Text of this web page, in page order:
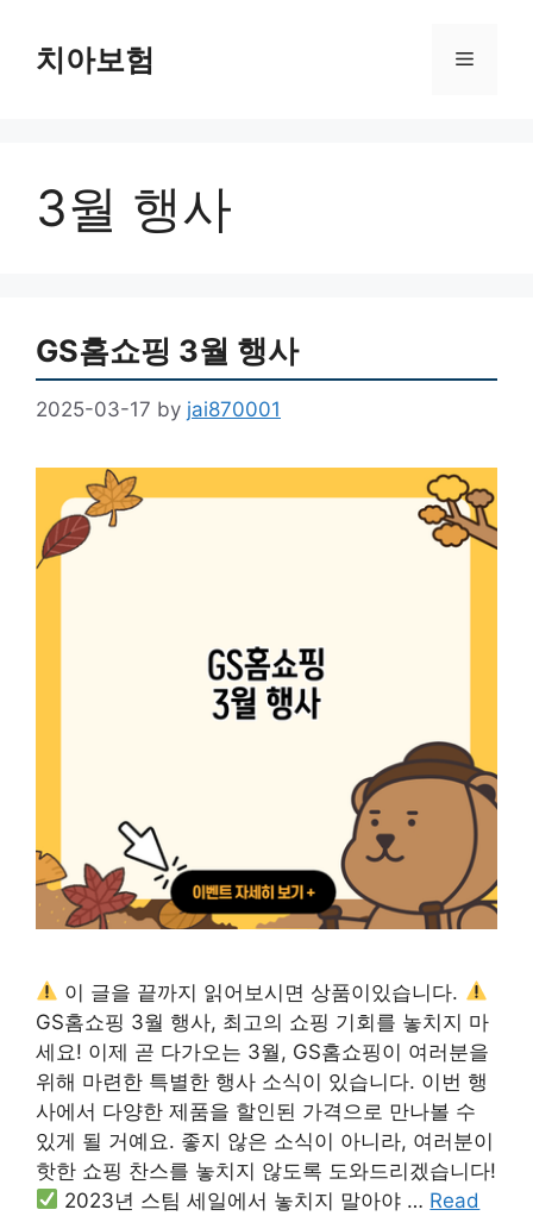
content치아보험 Menu
3월 행사
GS홈쇼핑 3월 행사
2025-03-17 by jai870001
이 글을 끝까지 읽어보시면 상품이있습니다.
GS홈쇼핑 3월 행사, 최고의 쇼핑 기회를 놓치지 마
세요! 이제 곧 다가오는 3월, GS홈쇼핑이 여러분을
위해 마련한 특별한 행사 소식이 있습니다. 이번 행
사에서 다양한 제품을 할인된 가격으로 만나볼 수
있게 될 거예요. 좋지 않은 소식이 아니라, 여러분이
핫한 쇼핑 찬스를 놓치지 않도록 도와드리겠습니다!
2023년 스팀 세일에서 놓치지 말아야 … Read